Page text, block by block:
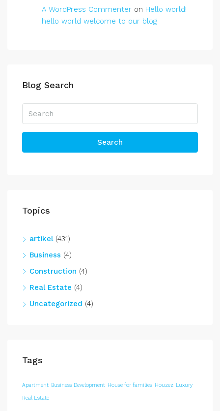
A WordPress Commenter on Hello world!
hello world welcome to our blog
Blog Search
Search
Topics
artikel(431)
Business (4)
Construction (4)
Real Estate (4)
Uncategorized (4)
Tags
Apartment Business Development House for families Houzez Luxury
Real Estate